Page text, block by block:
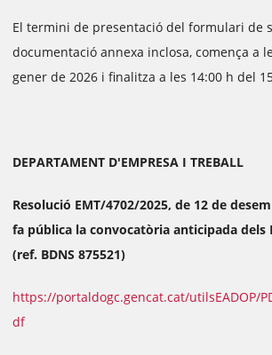
El termini de presentació del formulari de
documentació annexa inclosa, comença a
gener de 2026 i finalitza a les 14:00 h del
DEPARTAMENT D'EMPRESA I TREBALL
Resolució EMT/4702/2025, de 12 de
fa pública la convocatòria anticipada dels
(ref. BDNS 875521)
https://portaldogc.gencat.cat/utilsEADOP/
df